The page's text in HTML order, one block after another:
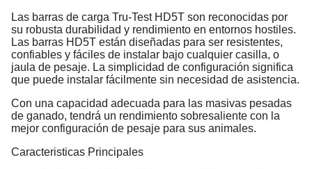
Las barras de carga Tru-Test HD5T son reconocidas por
su robusta durabilidad y rendimiento en entornos hostiles.
Las barras HD5T están diseñadas para ser resistentes,
confiables y fáciles de instalar bajo cualquier casilla, o
jaula de pesaje. La simplicidad de configuración significa
que puede instalar fácilmente sin necesidad de asistencia.
Con una capacidad adecuada para las masivas pesadas
de ganado, tendrá un rendimiento sobresaliente con la
mejor configuración de pesaje para sus animales.
Caracteristicas Principales